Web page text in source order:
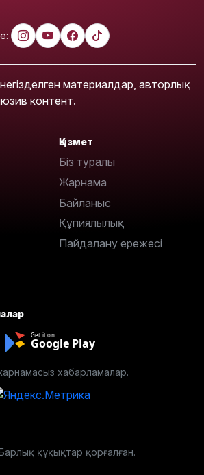
материалдар, авторлық
контент.
Қызмет
Біз туралы
Жарнама
Байланыс
Құпиялылық
Пайдалану ережесі
Get it on
Google Play
хабарламалар.
құқықтар қорғалған.